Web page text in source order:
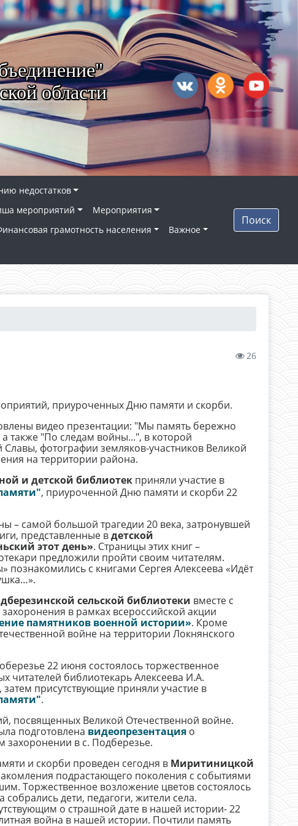
области
недостатков
мероприятий
Мероприятия
грамотность населения
Важное
Поиск
26
приуроченных Дню памяти и скорби.
видео презентации: "Мы память бережно
также "По следам войны...", в которой
фотографии земляков-участников Великой
на территории района.
и детской библиотекприняли участие в
, приуроченной Дню памяти и скорби 22
– самой большой трагедии 20 века, затронувшей
представленные вдетской
этот день». Страницы этих книг –
предложили пройти своим читателям.
с книгами Сергея Алексеева «Идёт
сельской библиотеки вместе с
в рамках всероссийской акции
памятников военной истории». Кроме
войне на территории Локнянского
22 июня состоялось торжественное
читателей библиотекарь Алексеева И.А.
, затем присутствующие приняли участие в
.
посвященных Великой Отечественной войне.
подготовлена видеопрезентацияо
захоронении в с. Подберезье.
и скорби проведен сегодня в Миритиницкой
подрастающего поколения с событиями
Торжественное возложение цветов состоялось
дети, педагоги, жители села.
о страшной дате в нашей истории- 22
война в нашей истории. Почтили память